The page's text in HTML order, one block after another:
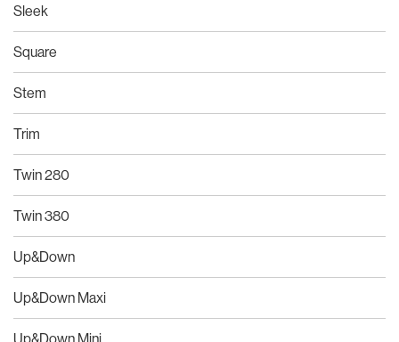
Sleek
Square
Stem
Trim
Twin 280
Twin 380
Up&Down
Up&Down Maxi
Up&Down Mini